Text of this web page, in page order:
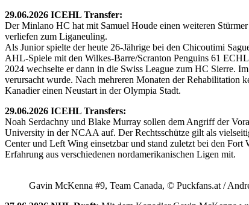
29.06.2026 ICEHL Transfer:
Der Minlano HC hat mit Samuel Houde einen weiteren
verliefen zum Liganeuling.
Als Junior spielte der heute 26-Jährige bei den Chicoutimi
AHL-Spiele mit den Wilkes-Barre/Scranton Penguins 61
2024 wechselte er dann in die Swiss League zum HC Sierre.
verursacht wurde. Nach mehreren Monaten der Rehabilitation
Kanadier einen Neustart in der Olympia Stadt.
29.06.2026 ICEHL Transfers:
Noah Serdachny und Blake Murray sollen dem Angriff der
University in der NCAA auf. Der Rechtsschütze gilt als
Center und Left Wing einsetzbar und stand zuletzt bei den
Erfahrung aus verschiedenen nordamerikanischen Ligen mit.
Gavin McKenna #9, Team Canada, © Puckfans.at /